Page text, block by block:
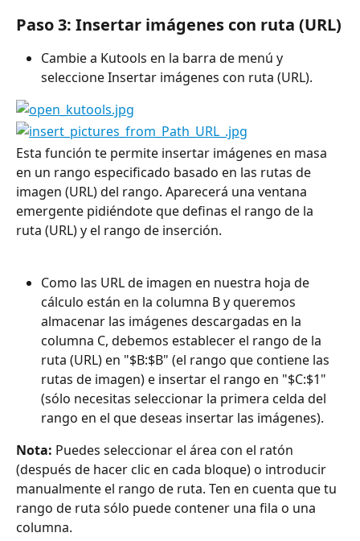
Paso 3: Insertar imágenes con ruta (URL)
Cambie a Kutools en la barra de menú y
seleccione Insertar imágenes con ruta (URL).
Esta función te permite insertar imágenes en masa
en un rango especificado basado en las rutas de
imagen (URL) del rango. Aparecerá una ventana
emergente pidiéndote que definas el rango de la
ruta (URL) y el rango de inserción.
Como las URL de imagen en nuestra hoja de
cálculo están en la columna B y queremos
almacenar las imágenes descargadas en la
columna C, debemos establecer el rango de la
ruta (URL) en "$B:$B" (el rango que contiene las
rutas de imagen) e insertar el rango en "$C:$1"
(sólo necesitas seleccionar la primera celda del
rango en el que deseas insertar las imágenes).
Nota: Puedes seleccionar el área con el ratón
(después de hacer clic en cada bloque) o introducir
manualmente el rango de ruta. Ten en cuenta que tu
rango de ruta sólo puede contener una fila o una
columna.